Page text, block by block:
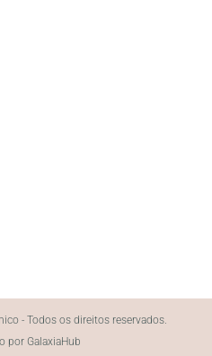
- Todos os direitos reservados.
por GalaxiaHub